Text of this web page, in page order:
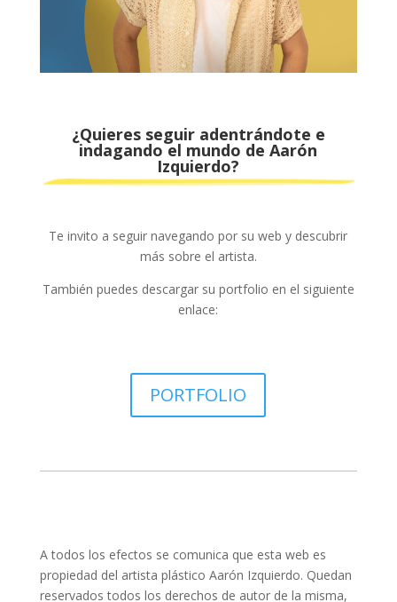
¿Quieres seguir adentrándote e
indagando el mundo de Aarón
Izquierdo?
Te invito a seguir navegando por su web y descubrir
más sobre el artista.
También puedes descargar su portfolio en el siguiente
enlace:
PORTFOLIO
A todos los efectos se comunica que esta web es
propiedad del artista plástico Aarón Izquierdo. Quedan
reservados todos los derechos de autor de la misma,